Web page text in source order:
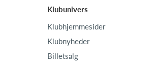
Klubunivers
Klubhjemmesider
Klubnyheder
Billetsalg